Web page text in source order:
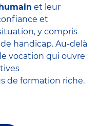
et leur
et
y compris
handicap. Au-delà
vocation qui ouvre
de formation riche.